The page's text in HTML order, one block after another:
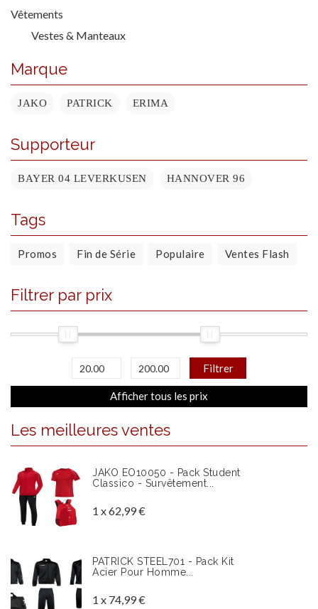
Vêtements
Vestes & Manteaux
Marque
JAKO PATRICK ERIMA
Supporteur
BAYER 04 LEVERKUSEN HANNOVER 96
Tags
Promos Fin de Série Populaire Ventes Flash
Filtrer par prix
Filtrer
Afficher tous les prix
Les meilleures ventes
JAKO EO10050 - Pack Student
Classico - Survêtement...
1 x 62,99 €
PATRICK STEEL701 - Pack Kit
Acier Pour Homme...
1 x 74,99 €